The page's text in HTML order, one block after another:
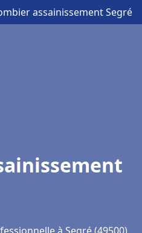
assainissement Segré